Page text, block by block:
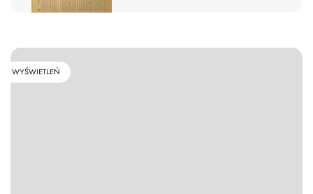
WYŚWIETLEŃ